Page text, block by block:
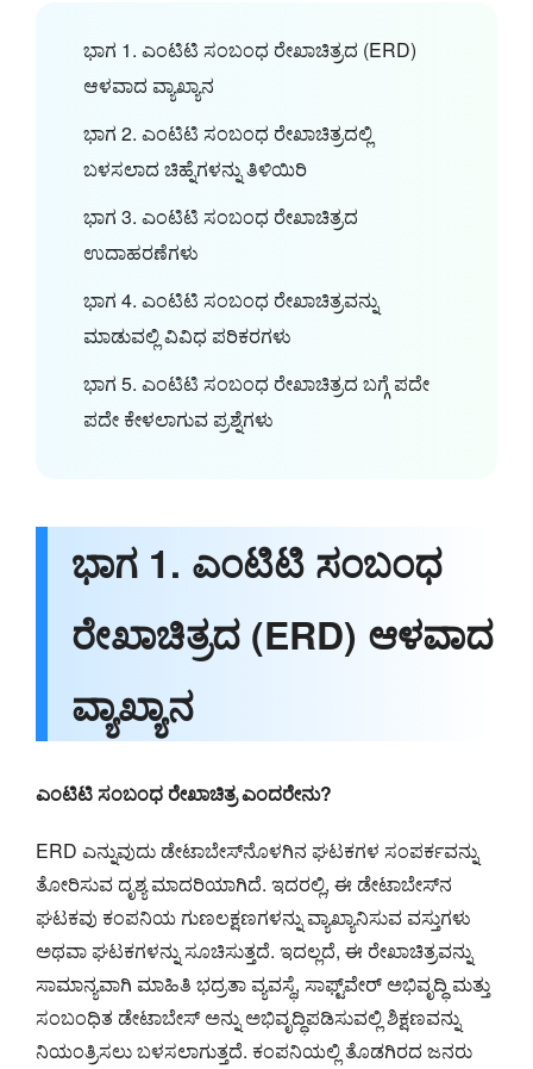
ಭಾಗ 1. ಎಂಟಿಟಿ ಸಂಬಂಧ ರೇಖಾಚಿತ್ರದ (ERD)
ಆಳವಾದ ವ್ಯಾಖ್ಯಾನ
ಭಾಗ 2. ಎಂಟಿಟಿ ಸಂಬಂಧ ರೇಖಾಚಿತ್ರದಲ್ಲಿ
ಬಳಸಲಾದ ಚಿಹ್ನೆಗಳನ್ನು ತಿಳಿಯಿರಿ
ಭಾಗ 3. ಎಂಟಿಟಿ ಸಂಬಂಧ ರೇಖಾಚಿತ್ರದ
ಉದಾಹರಣೆಗಳು
ಭಾಗ 4. ಎಂಟಿಟಿ ಸಂಬಂಧ ರೇಖಾಚಿತ್ರವನ್ನು
ಮಾಡುವಲ್ಲಿ ವಿವಿಧ ಪರಿಕರಗಳು
ಭಾಗ 5. ಎಂಟಿಟಿ ಸಂಬಂಧ ರೇಖಾಚಿತ್ರದ ಬಗ್ಗೆ ಪದೇ
ಪದೇ ಕೇಳಲಾಗುವ ಪ್ರಶ್ನೆಗಳು
ಭಾಗ 1. ಎಂಟಿಟಿ ಸಂಬಂಧ
ರೇಖಾಚಿತ್ರದ (ERD) ಆಳವಾದ
ವ್ಯಾಖ್ಯಾನ
ಎಂಟಿಟಿ ಸಂಬಂಧ ರೇಖಾಚಿತ್ರ ಎಂದರೇನು?
ERD ಎನ್ನುವುದು ಡೇಟಾಬೇಸ್‌ನೊಳಗಿನ ಘಟಕಗಳ ಸಂಪರ್ಕವನ್ನು
ತೋರಿಸುವ ದೃಶ್ಯ ಮಾದರಿಯಾಗಿದೆ. ಇದರಲ್ಲಿ, ಈ ಡೇಟಾಬೇಸ್‌ನ
ಘಟಕವು ಕಂಪನಿಯ ಗುಣಲಕ್ಷಣಗಳನ್ನು ವ್ಯಾಖ್ಯಾನಿಸುವ ವಸ್ತುಗಳು
ಅಥವಾ ಘಟಕಗಳನ್ನು ಸೂಚಿಸುತ್ತದೆ. ಇದಲ್ಲದೆ, ಈ ರೇಖಾಚಿತ್ರವನ್ನು
ಸಾಮಾನ್ಯವಾಗಿ ಮಾಹಿತಿ ಭದ್ರತಾ ವ್ಯವಸ್ಥೆ, ಸಾಫ್ಟ್‌ವೇರ್ ಅಭಿವೃದ್ಧಿ ಮತ್ತು
ಸಂಬಂಧಿತ ಡೇಟಾಬೇಸ್ ಅನ್ನು ಅಭಿವೃದ್ಧಿಪಡಿಸುವಲ್ಲಿ ಶಿಕ್ಷಣವನ್ನು
ನಿಯಂತ್ರಿಸಲು ಬಳಸಲಾಗುತ್ತದೆ. ಕಂಪನಿಯಲ್ಲಿ ತೊಡಗಿರದ ಜನರು